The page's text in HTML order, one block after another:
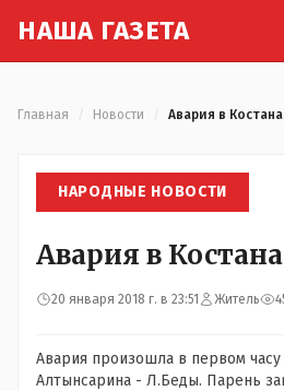
НАША ГАЗЕТА
Главная Новости Авария в
НАРОДНЫЕ НОВОСТИ
Авария в
20 января 2018 г. в 23:51 Житель
Авария произошла в первом
Алтынсарина - Л.Беды. Парень